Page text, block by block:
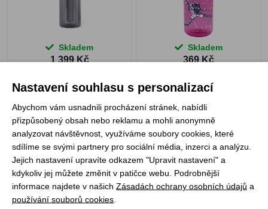
Skladem
1 399 Kč
Skladem
369 Kč
GSI Microlite 500 Flip
Nalgene uzávěr OTF
Cap 63 mm Blue Aqua
Nastavení souhlasu s personalizací
Abychom vám usnadnili procházení stránek, nabídli
přizpůsobený obsah nebo reklamu a mohli anonymně
analyzovat návštěvnost, využíváme soubory cookies, které
sdílíme se svými partnery pro sociální média, inzerci a analýzu.
Jejich nastavení upravíte odkazem "Upravit nastavení" a
kdykoliv jej můžete změnit v patičce webu. Podrobnější
informace najdete v našich Zásadách ochrany osobních údajů a
používání souborů cookies